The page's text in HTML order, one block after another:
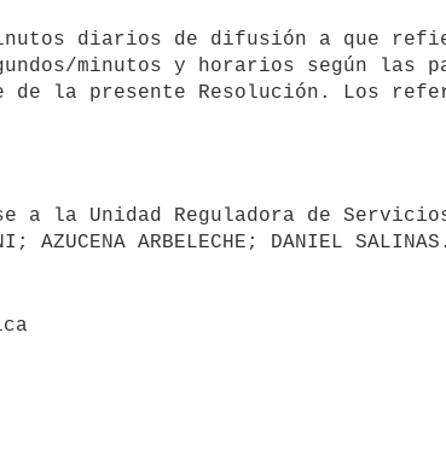
minutos y horarios según las
de la presente Resolución. Los